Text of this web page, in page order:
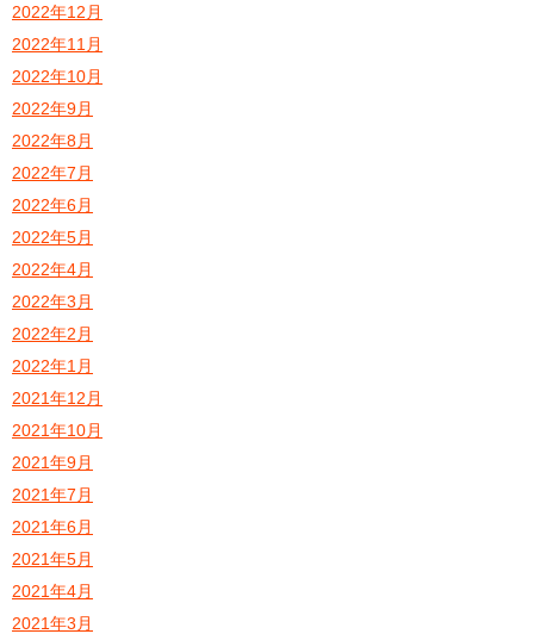
2022年12月
2022年11月
2022年10月
2022年9月
2022年8月
2022年7月
2022年6月
2022年5月
2022年4月
2022年3月
2022年2月
2022年1月
2021年12月
2021年10月
2021年9月
2021年7月
2021年6月
2021年5月
2021年4月
2021年3月